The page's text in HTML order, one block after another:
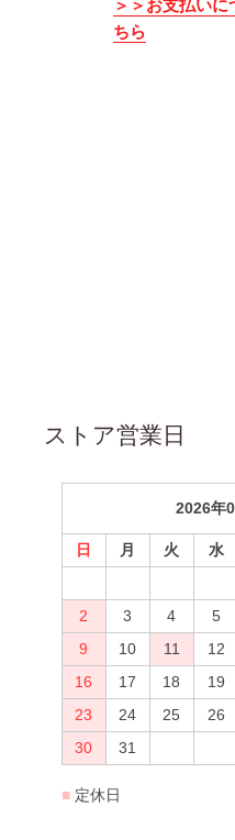
＞＞お支払いに
ちら
ストア営業日